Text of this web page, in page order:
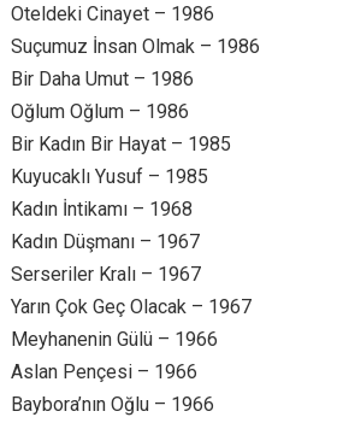
Oteldeki Cinayet – 1986
Suçumuz İnsan Olmak – 1986
Bir Daha Umut – 1986
Oğlum Oğlum – 1986
Bir Kadın Bir Hayat – 1985
Kuyucaklı Yusuf – 1985
Kadın İntikamı – 1968
Kadın Düşmanı – 1967
Serseriler Kralı – 1967
Yarın Çok Geç Olacak – 1967
Meyhanenin Gülü – 1966
Aslan Pençesi – 1966
Baybora’nın Oğlu – 1966